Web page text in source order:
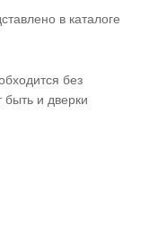
в каталоге
без
быть и дверки